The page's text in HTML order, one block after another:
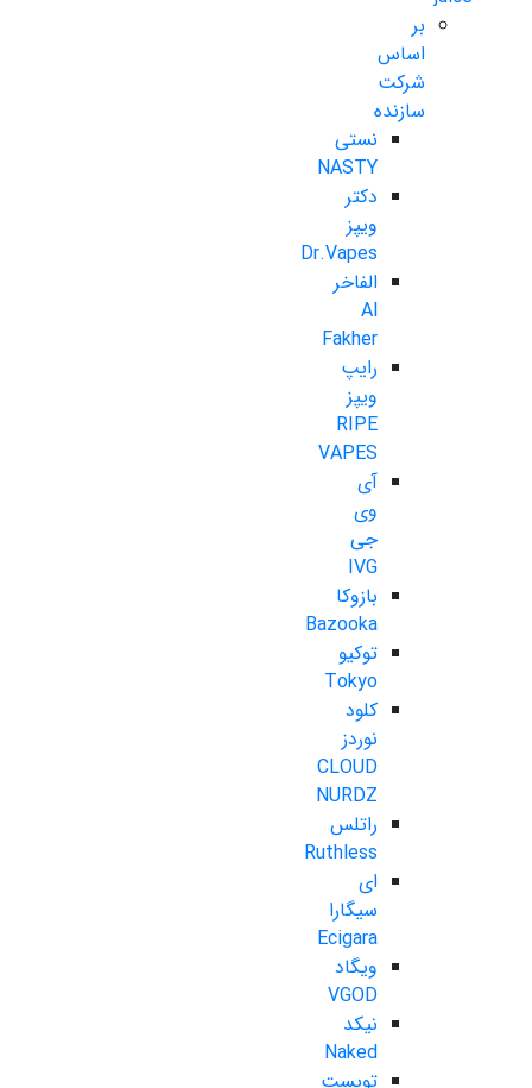
بر
اساس
شرکت
سازنده
نستی
NASTY
دکتر
ویپز
Dr.Vapes
الفاخر
Al
Fakher
رایپ
ویپز
RIPE
VAPES
آی
وی
جی
IVG
بازوکا
Bazooka
توکیو
Tokyo
کلود
نوردز
CLOUD
NURDZ
راتلس
Ruthless
ای
سیگارا
Ecigara
ویگاد
VGOD
نیکد
Naked
تویست